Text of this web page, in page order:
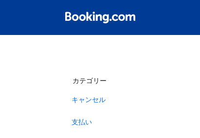
カテゴリー
キャンセル
支払い